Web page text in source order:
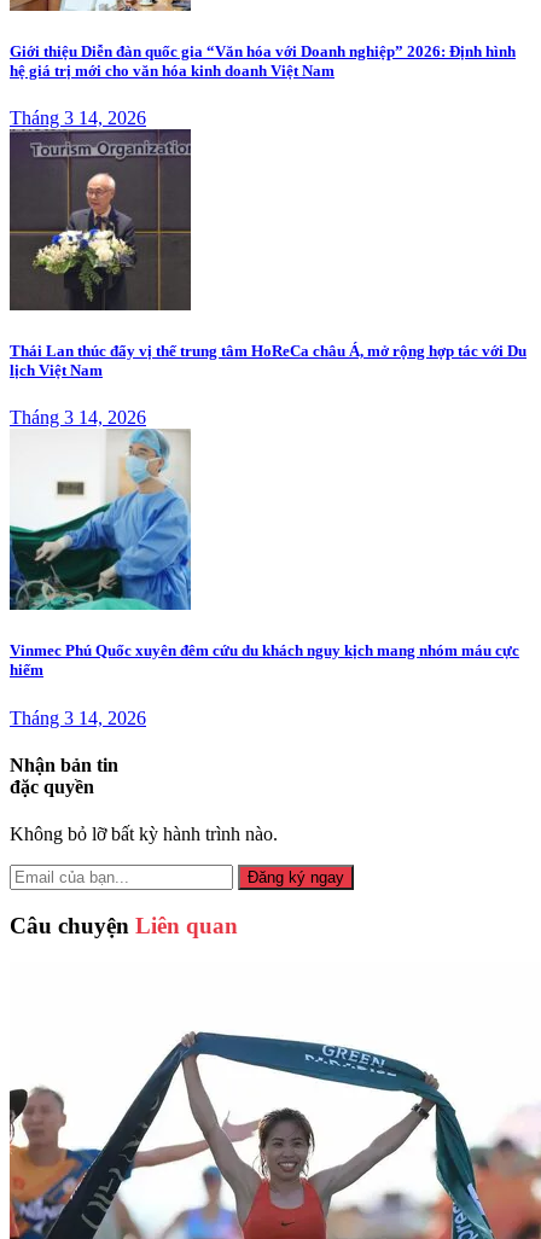
Giới thiệu Diễn đàn quốc gia “Văn hóa với Doanh nghiệp” 2026: Định hình
hệ giá trị mới cho văn hóa kinh doanh Việt Nam
Tháng 3 14, 2026
Thái Lan thúc đẩy vị thế trung tâm HoReCa châu Á, mở rộng hợp tác với Du
lịch Việt Nam
Tháng 3 14, 2026
Vinmec Phú Quốc xuyên đêm cứu du khách nguy kịch mang nhóm máu cực
hiếm
Tháng 3 14, 2026
Nhận bản tin
đặc quyền
Không bỏ lỡ bất kỳ hành trình nào.
Đăng ký ngay
Câu chuyện Liên quan